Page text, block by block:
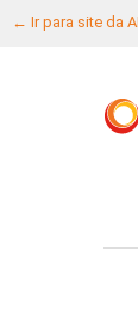
← Ir para site da